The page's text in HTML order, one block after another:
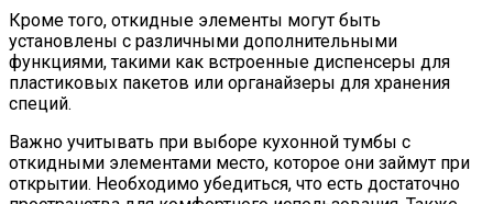
Кроме того, откидные элементы могут быть
установлены с различными дополнительными
функциями, такими как встроенные диспенсеры для
пластиковых пакетов или органайзеры для хранения
специй.
Важно учитывать при выборе кухонной тумбы с
откидными элементами место, которое они займут при
открытии. Необходимо убедиться, что есть достаточно